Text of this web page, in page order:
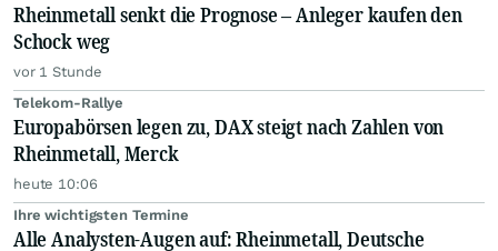
Rheinmetall senkt die Prognose – Anleger kaufen den
Schock weg
vor 1 Stunde
Telekom-Rallye
Europabörsen legen zu, DAX steigt nach Zahlen von
Rheinmetall, Merck
heute 10:06
Ihre wichtigsten Termine
Alle Analysten-Augen auf: Rheinmetall, Deutsche